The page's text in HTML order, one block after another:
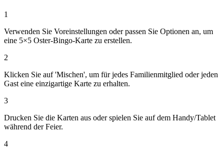
1
Verwenden Sie Voreinstellungen oder passen Sie Optionen an, um
eine 5×5 Oster-Bingo-Karte zu erstellen.
2
Klicken Sie auf 'Mischen', um für jedes Familienmitglied oder jeden
Gast eine einzigartige Karte zu erhalten.
3
Drucken Sie die Karten aus oder spielen Sie auf dem Handy/Tablet
während der Feier.
4